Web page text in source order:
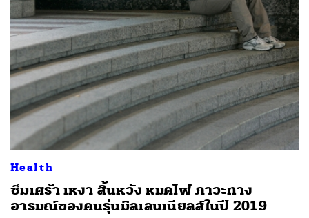
Health
ซึมเศร้า เหงา สิ้นหวัง หมดไฟ ภาวะทาง
อารมณ์ของคนรุ่นมิลเลนเนียลส์ในปี 2019